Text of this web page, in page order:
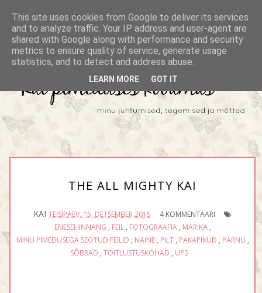
THE ALL MIGHTY KAI
KAI TEISIPÄEV, 15. DETSEMBER 2015
4 KOMMENTAARI
ENESEHINNANG , FEIL, FOTOGRAAFIA, MARIKA,
MINU PIMEDUSEGA SEOTUD FEILID , NAINE, PILT, PÄKAPIKUD , PÄRNU ,
SÕBRAD , TOITLUSTUSKOHAD , UPS
This site uses cookies from Google to deliver its services
and to analyze traffic. Your IP address and user-agent are
shared with Google along with performance and security
metrics to ensure quality of service, generate usage
statistics, and to detect and address abuse.
LEARN MORE GOT IT